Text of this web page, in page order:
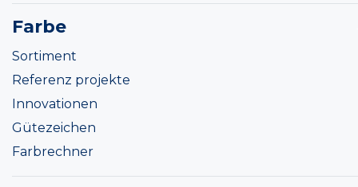
Farbe
Sortiment
Referenz projekte
Innovationen
Gütezeichen
Farbrechner